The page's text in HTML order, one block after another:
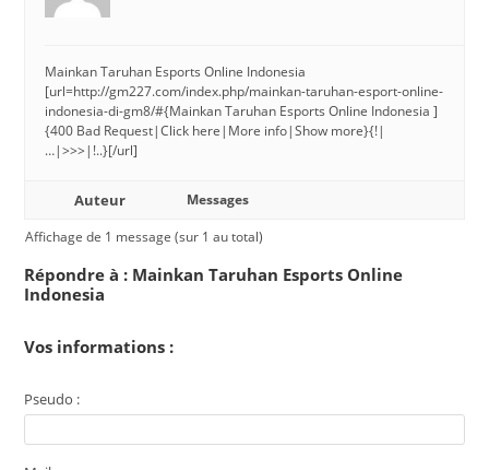
Mainkan Taruhan Esports Online Indonesia
[url=http://gm227.com/index.php/mainkan-taruhan-esport-online-
indonesia-di-gm8/#{Mainkan Taruhan Esports Online Indonesia ]
{400 Bad Request|Click here|More info|Show more}{!|
…|>>>|!..}[/url]
Auteur
Messages
Affichage de 1 message (sur 1 au total)
Répondre à : Mainkan Taruhan Esports Online
Indonesia
Vos informations :
Pseudo :